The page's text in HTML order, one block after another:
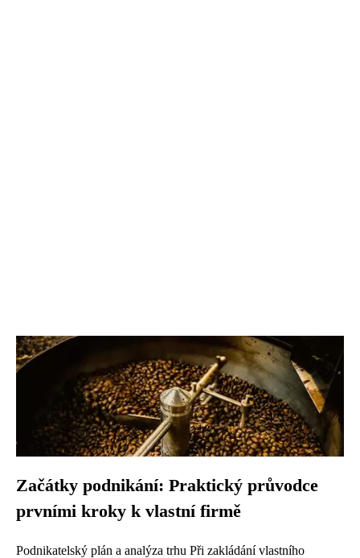
Začátky podnikání: Praktický průvodce
prvními kroky k vlastní firmě
Podnikatelský plán a analýza trhu Při zakládání vlastního